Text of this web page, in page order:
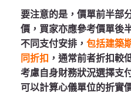
要注意的是，價單前半部
價，買家亦應參考價單後
不同支付安排， 包括建築
同折扣 ，通常前者折扣較
考慮自身財務狀況選擇支
可以計算心儀單位的折實